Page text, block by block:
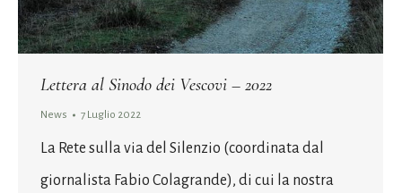
Lettera al Sinodo dei Vescovi – 2022
News 7 Luglio 2022
La Rete sulla via del Silenzio (coordinata dal
giornalista Fabio Colagrande), di cui la nostra